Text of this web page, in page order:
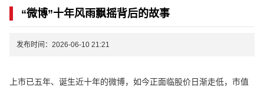
“微博”十年风雨飘摇背后的故事
发布时间：2026-06-10 21:21
上市已五年、诞生近十年的微博，如今正面临股价日渐走低，市值